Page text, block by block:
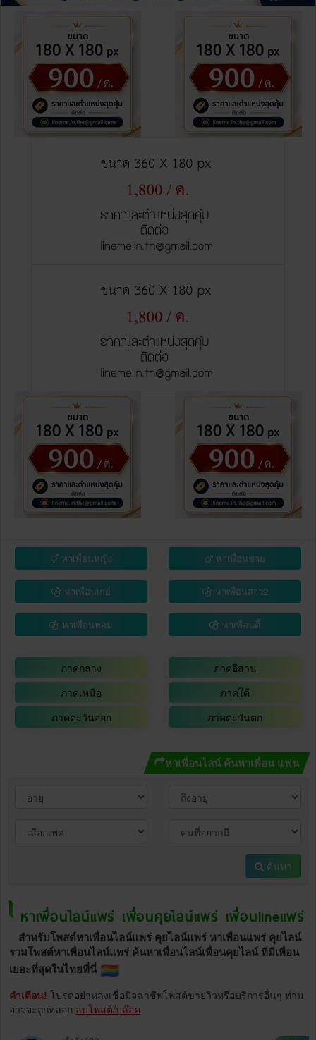
หาเพื่อนหญิง หาเพื่อนชาย
หาเพื่อนเกย์ หาเพื่อนสาว2
หาเพื่อนทอม หาเพื่อนดี้
ภาคกลาง
ภาคอีสาน
ภาคเหนือ
ภาคใต้
ภาคตะวันออก
ภาคตะวันตก
หาเพื่อนไลน์ ค้นหาเพื่อน แฟน
ค้นหา
หาเพื่อนไลน์แพร่ เพื่อนคุยไลน์แพร่ เพื่อนlineแพร่
สำหรับโพสต์หาเพื่อนไลน์แพร่ คุยไลน์แพร่ หาเพื่อนแพร่ คุยไลน์
รวมโพสต์หาเพื่อนไลน์แพร่ ค้นหาเพื่อนไลน์เพื่อนคุยไลน์ ที่มีเพื่อน
เยอะที่สุดในไทยที่นี่
คำเตือน! โปรดอย่าหลงเชื่อมิจฉาชีพโพสต์ขายวิวหรือบริการอื่นๆ ท่าน
อาจจะถูกหลอก ลบโพสต์/บล๊อค